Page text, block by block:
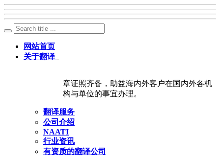
网站首页
关于翻译
章证照齐备，助益海内外客户在国内外各机
构与单位的事宜办理。
翻译服务
公司介绍
NAATI
行业资讯
有资质的翻译公司